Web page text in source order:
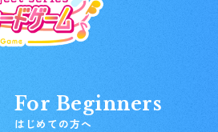
For Beginners
はじめての方へ